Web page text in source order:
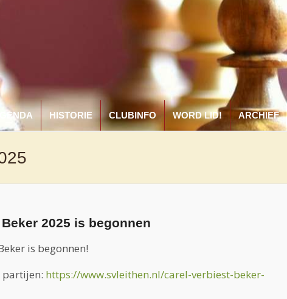
HISTORIE CLUBINFO WORD LID! ARCHIEF
2025 is begonnen
is begonnen!
partijen: https://www.svleithen.nl/carel-verbiest-beker-